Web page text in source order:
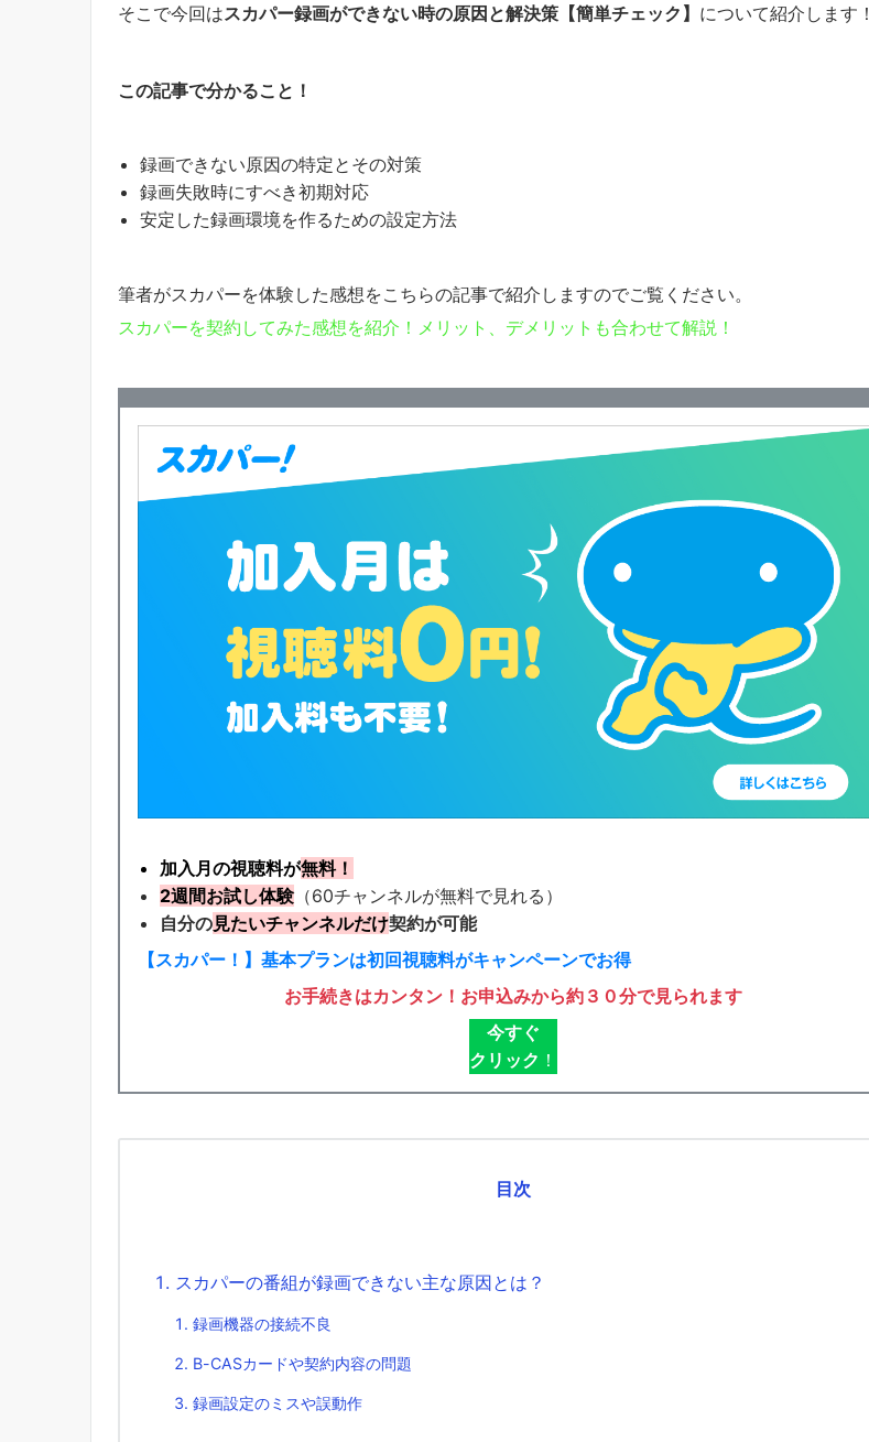
そこで今回はスカパー録画ができない時の原因と解決策【簡単チェック】 について紹介します！
この記事で分かること！
録画できない原因の特定とその対策
録画失敗時にすべき初期対応
安定した録画環境を作るための設定方法
筆者がスカパーを体験した感想をこちらの記事で紹介しますのでご覧ください。
スカパーを契約してみた感想を紹介！メリット、デメリットも合わせて解説！
加入月の視聴料が無料！
2週間お試し体験（60チャンネルが無料で見れる）
自分の見たいチャンネルだけ契約が可能
【スカパー！】基本プランは初回視聴料がキャンペーンでお得
お手続きはカンタン！お申込みから約３０分で見られます
今すぐ
クリック ！
目次
スカパーの番組が録画できない主な原因とは？
録画機器の接続不良
B-CASカードや契約内容の問題
録画設定のミスや誤動作